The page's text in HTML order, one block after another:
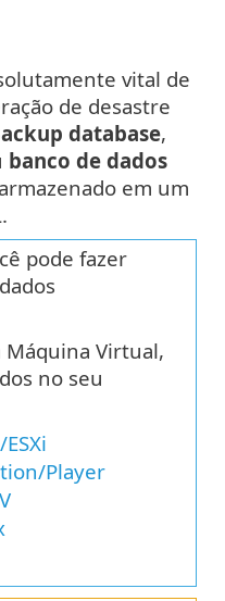
vital de
de desastre
database,
banco de dados
em um
pode fazer
Máquina Virtual,
no seu
Player